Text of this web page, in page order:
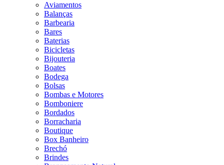
Aviamentos
Balanças
Barbearia
Bares
Baterias
Bicicletas
Bijouteria
Boates
Bodega
Bolsas
Bombas e Motores
Bomboniere
Bordados
Borracharia
Boutique
Box Banheiro
Brechó
Brindes